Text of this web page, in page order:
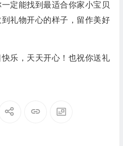
定能找到最适合你家小宝贝
礼物开心的样子，留作美好
乐，天天开心！也祝你送礼